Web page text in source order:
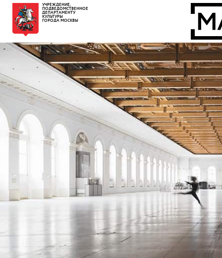
УЧРЕЖДЕНИЕ,
ПОДВЕДОМСТВЕННОЕ
ДЕПАРТАМЕНТУ
КУЛЬТУРЫ
ГОРОДА МОСКВЫ